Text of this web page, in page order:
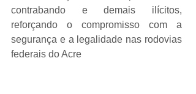
contrabando e demais ilícitos,
reforçando o compromisso com a
segurança e a legalidade nas rodovias
federais do Acre